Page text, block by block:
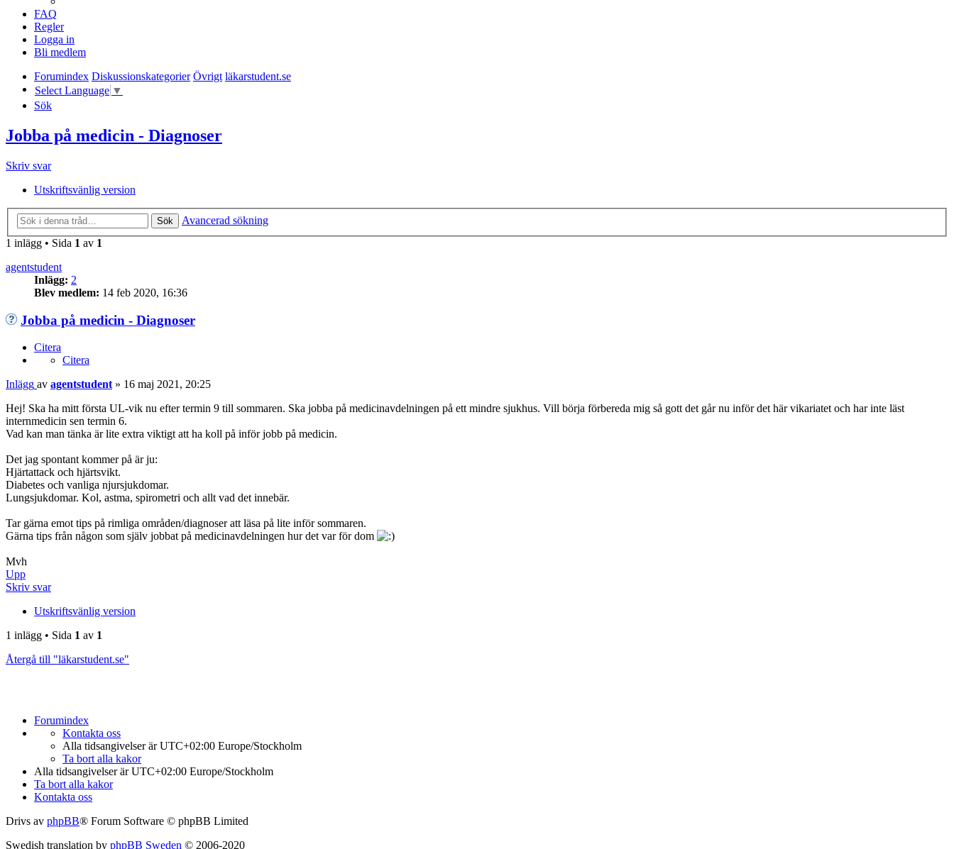
FAQ
Regler
Logga in
Bli medlem
Forumindex Diskussionskategorier Övrigt läkarstudent.se
Select Language ▼
Sök
Jobba på medicin - Diagnoser
Skriv svar
Utskriftsvänlig version
Sök
Avancerad sökning
1 inlägg • Sida 1 av 1
agentstudent
Inlägg: 2
Blev medlem: 14 feb 2020, 16:36
Jobba på medicin - Diagnoser
Citera
Citera
Inlägg av agentstudent » 16 maj 2021, 20:25
Hej! Ska ha mitt första UL-vik nu efter termin 9 till sommaren. Ska jobba på medicinavdelningen på ett mindre sjukhus. Vill börja förbereda mig så gott det går nu inför det här vikariatet och har inte läst
internmedicin sen termin 6.
Vad kan man tänka är lite extra viktigt att ha koll på inför jobb på medicin.
Det jag spontant kommer på är ju:
Hjärtattack och hjärtsvikt.
Diabetes och vanliga njursjukdomar.
Lungsjukdomar. Kol, astma, spirometri och allt vad det innebär.
Tar gärna emot tips på rimliga områden/diagnoser att läsa på lite inför sommaren.
Gärna tips från någon som själv jobbat på medicinavdelningen hur det var för dom
Mvh
Upp
Skriv svar
Utskriftsvänlig version
1 inlägg • Sida 1 av 1
Återgå till "läkarstudent.se"
Forumindex
Kontakta oss
Alla tidsangivelser är UTC+02:00 Europe/Stockholm
Ta bort alla kakor
Alla tidsangivelser är UTC+02:00 Europe/Stockholm
Ta bort alla kakor
Kontakta oss
Drivs av phpBB® Forum Software © phpBB Limited
Swedish translation by phpBB Sweden © 2006-2020